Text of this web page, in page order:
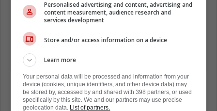
Disons que cette modification est plutôt
Personalised advertising and content, advertising and
content measurement, audience research and
services development
Store and/or access information on a device
Learn more
Your personal data will be processed and information from your
device (cookies, unique identifiers, and other device data) may
be stored by, accessed by and shared with 398 partners, or used
specifically by this site. We and our partners may use precise
geolocation data. List of partners.